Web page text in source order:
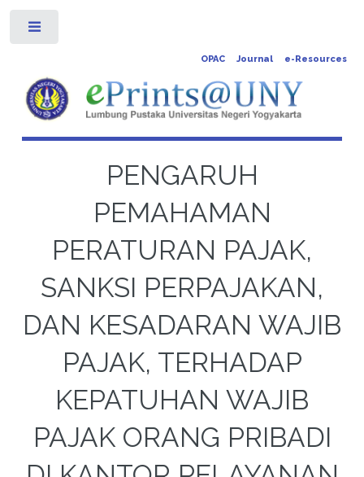
OPAC Journal e-Resources
PENGARUH
PEMAHAMAN
PERATURAN PAJAK,
SANKSI PERPAJAKAN,
DAN KESADARAN WAJIB
PAJAK, TERHADAP
KEPATUHAN WAJIB
PAJAK ORANG PRIBADI